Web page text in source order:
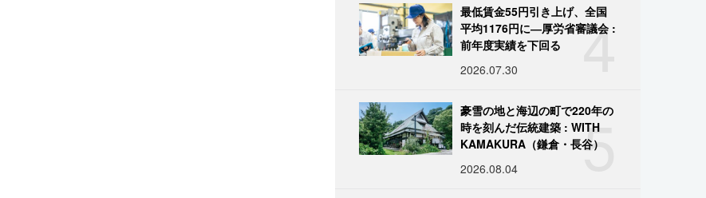
4
最低賃金55円引き上げ、全国
平均1176円に―厚労省審議会 :
前年度実績を下回る
2026.07.30
5
豪雪の地と海辺の町で220年の
時を刻んだ伝統建築 : WITH
KAMAKURA（鎌倉・長谷）
2026.08.04